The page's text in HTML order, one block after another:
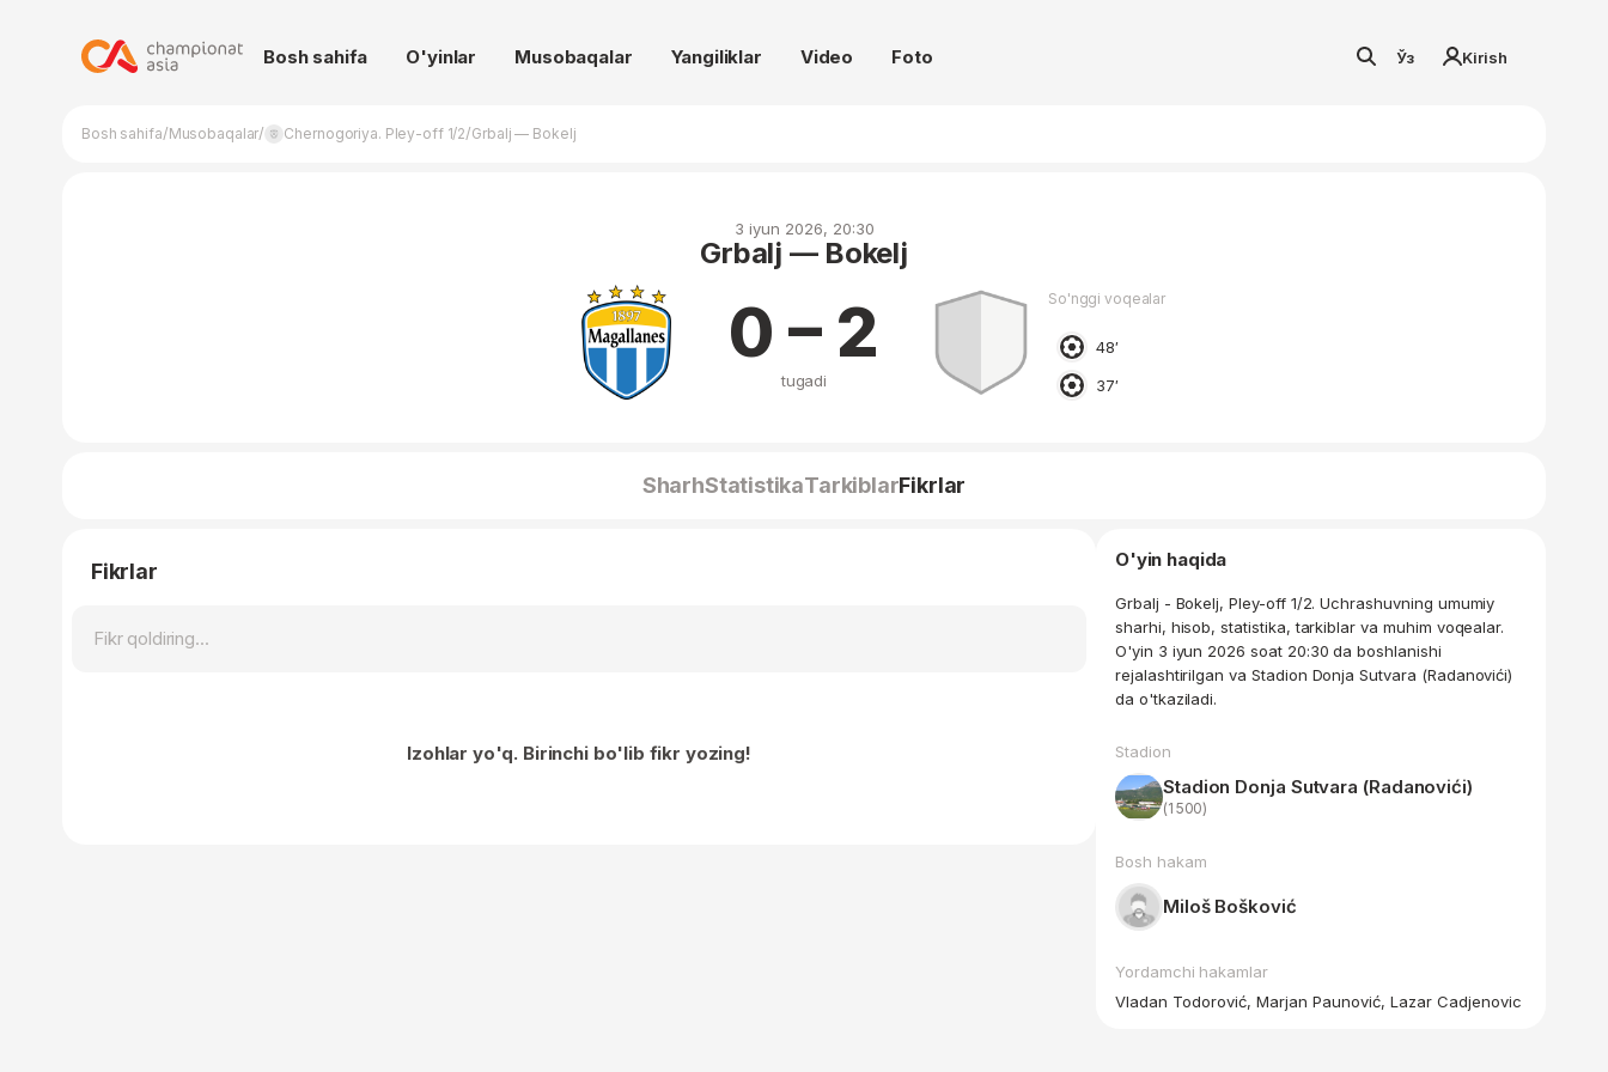
Bosh sahifa O'yinlar Musobaqalar Yangiliklar Video Foto Ўз Kirish
Bosh sahifa/Musobaqalar/ Chernogoriya. Pley-off 1/2/Grbalj — Bokelj
3 iyun 2026, 20:30
Grbalj — Bokelj
0 – 2
tugadi
So'nggi voqealar
48′
37′
SharhStatistikaTarkiblarFikrlar
Fikrlar
Izohlar yo'q. Birinchi bo'lib fikr yozing!
O'yin haqida
Grbalj - Bokelj, Pley-off 1/2. Uchrashuvning umumiy
sharhi, hisob, statistika, tarkiblar va muhim voqealar.
O'yin 3 iyun 2026 soat 20:30 da boshlanishi
rejalashtirilgan va Stadion Donja Sutvara (Radanovići)
da o'tkaziladi.
Stadion
Stadion Donja Sutvara (Radanovići)
(1 500)
Bosh hakam
Miloš Bošković
Yordamchi hakamlar
Vladan Todorović, Marjan Paunović, Lazar Cadjenovic